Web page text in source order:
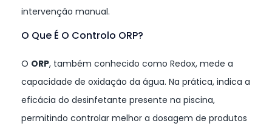
intervenção manual.
O Que É O Controlo ORP?
O ORP, também conhecido como Redox, mede a
capacidade de oxidação da água. Na prática, indica a
eficácia do desinfetante presente na piscina,
permitindo controlar melhor a dosagem de produtos